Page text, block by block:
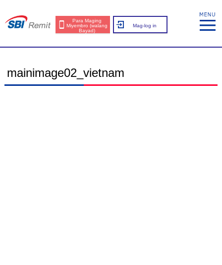
Para Maging
Miyembro (walang
Bayad)
Mag-log in
mainimage02_vietnam